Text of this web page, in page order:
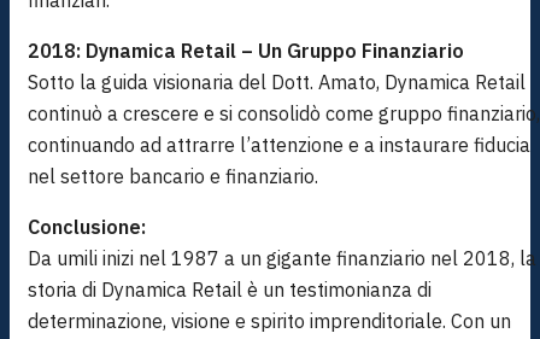
2018: Dynamica Retail – Un Gruppo Finanziario
Sotto la guida visionaria del Dott. Amato, Dynamica Retail
continuò a crescere e si consolidò come gruppo finanziario,
continuando ad attrarre l’attenzione e a instaurare fiducia
nel settore bancario e finanziario.
Conclusione:
Da umili inizi nel 1987 a un gigante finanziario nel 2018, la
storia di Dynamica Retail è un testimonianza di
determinazione, visione e spirito imprenditoriale. Con un